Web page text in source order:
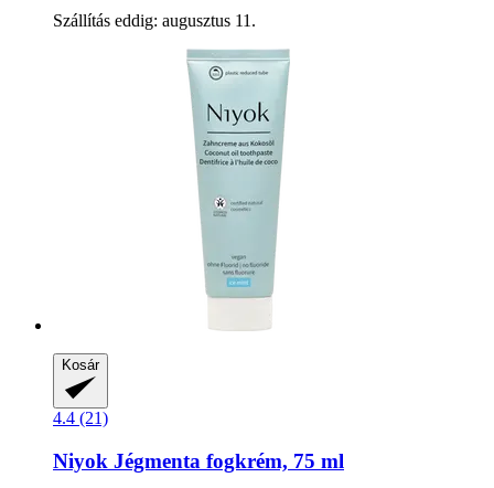
Szállítás eddig: augusztus 11.
Kosár
4.4 (21)
Niyok Jégmenta fogkrém, 75 ml